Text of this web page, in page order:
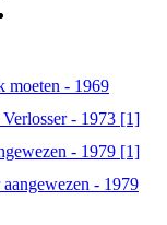
moeten - 1969
- 1973 [1]
- 1979 [1]
- 1979